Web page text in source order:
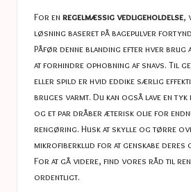
For en regelmæssig vedligeholdelse,
løsning baseret på bagepulver
Påfør denne blanding efter hver
at forhindre ophobning af snavs. Til
eller spild er hvid eddike særlig
bruges varmt. Du kan også lave en tyk
og et par dråber æterisk olie for
rengøring. Husk at skylle og tørre
mikrofiberklud for at genskabe deres
For at gå videre, find vores råd til
ordentligt.